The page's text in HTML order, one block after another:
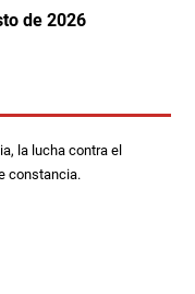
de 2026
la lucha contra el
constancia.